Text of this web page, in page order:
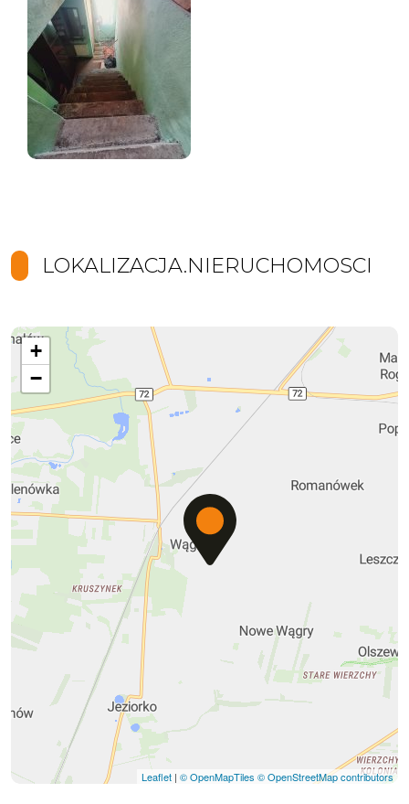
LOKALIZACJA.NIERUCHOMOSCI
+
−
Leaflet | © OpenMapTiles © OpenStreetMap contributors